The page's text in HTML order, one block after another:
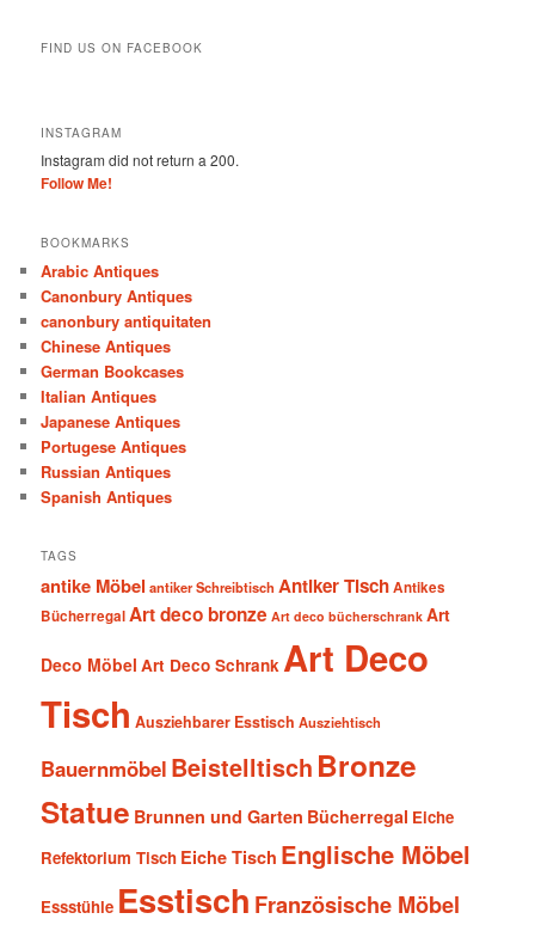
FIND US ON FACEBOOK
INSTAGRAM
Instagram did not return a 200.
Follow Me!
BOOKMARKS
Arabic Antiques
Canonbury Antiques
canonbury antiquitaten
Chinese Antiques
German Bookcases
Italian Antiques
Japanese Antiques
Portugese Antiques
Russian Antiques
Spanish Antiques
TAGS
antike Möbel antiker Schreibtisch Antiker TischAntikes
BücherregalArt deco bronze Art deco bücherschrank Art
Deco Möbel Art Deco Schrank Art Deco
Tisch Ausziehbarer Esstisch Ausziehtisch
Bauernmöbel Beistelltisch Bronze
Statue Brunnen und Garten Bücherregal Eiche
Refektorium Tisch Eiche Tisch Englische Möbel
Essstühle Esstisch Französische Möbel